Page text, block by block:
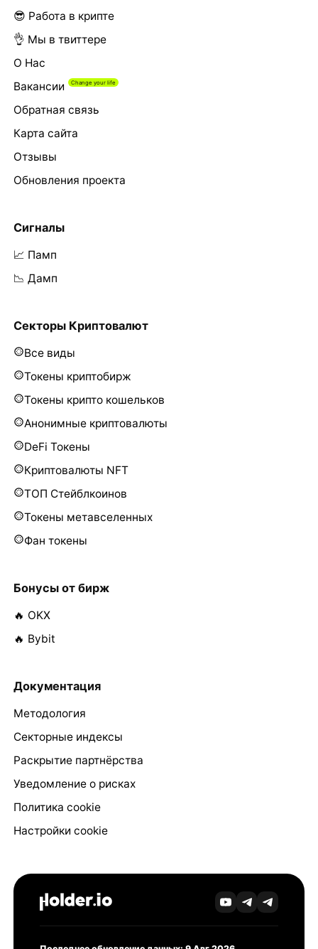
😎 Работа в крипте
👌 Мы в твиттере
О Нас
Вакансии
Обратная связь
Карта сайта
Отзывы
Обновления проекта
Сигналы
📈 Памп
📉 Дамп
Секторы Криптовалют
Все виды
Токены криптобирж
Токены крипто кошельков
Анонимные криптовалюты
DeFi Токены
Криптовалюты NFT
ТОП Стейблкоинов
Токены метавселенных
Фан токены
Бонусы от бирж
🔥 OKX
🔥 Bybit
Документация
Методология
Секторные индексы
Раскрытие партнёрства
Уведомление о рисках
Политика cookie
Настройки cookie